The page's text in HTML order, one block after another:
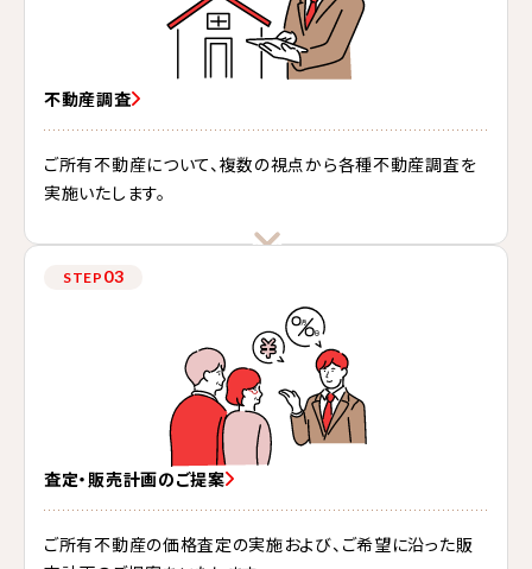
不動産調査
ご所有不動産について、複数の視点から各種不動産調査を
実施いたします。
STEP 03
査定・販売計画のご提案
ご所有不動産の価格査定の実施および、ご希望に沿った販